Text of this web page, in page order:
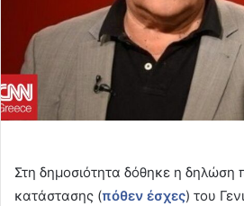
Στη δημοσιότητα δόθηκε η δηλώση
κατάστασης (πόθεν έσχες) του